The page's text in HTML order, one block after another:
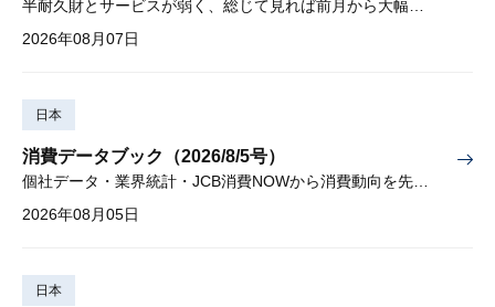
2026年08月07日
日本
消費データブック（2026/8/5号）
個社データ・業界統計・JCB消費NOWから消費動向を先取り
2026年08月05日
日本